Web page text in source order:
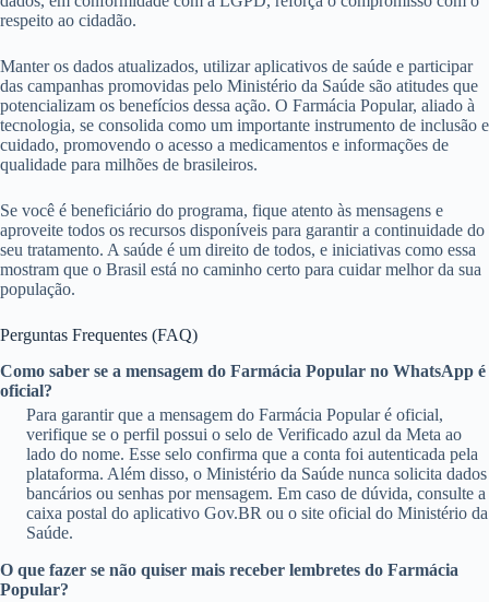
respeito ao cidadão.
Manter os dados atualizados, utilizar aplicativos de saúde e participar
das campanhas promovidas pelo Ministério da Saúde são atitudes que
potencializam os benefícios dessa ação. O Farmácia Popular, aliado à
tecnologia, se consolida como um importante instrumento de inclusão e
cuidado, promovendo o acesso a medicamentos e informações de
qualidade para milhões de brasileiros.
Se você é beneficiário do programa, fique atento às mensagens e
aproveite todos os recursos disponíveis para garantir a continuidade do
seu tratamento. A saúde é um direito de todos, e iniciativas como essa
mostram que o Brasil está no caminho certo para cuidar melhor da sua
população.
Perguntas Frequentes (FAQ)
Como saber se a mensagem do Farmácia Popular no WhatsApp é
oficial?
Para garantir que a mensagem do Farmácia Popular é oficial,
verifique se o perfil possui o selo de Verificado azul da Meta ao
lado do nome. Esse selo confirma que a conta foi autenticada pela
plataforma. Além disso, o Ministério da Saúde nunca solicita dados
bancários ou senhas por mensagem. Em caso de dúvida, consulte a
caixa postal do aplicativo Gov.BR ou o site oficial do Ministério da
Saúde.
O que fazer se não quiser mais receber lembretes do Farmácia
Popular?